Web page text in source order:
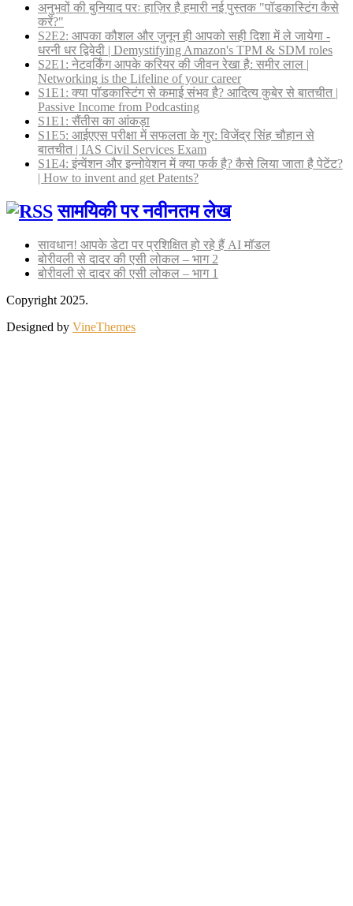
अनुभवों की बुनियाद परः हाज़िर है हमारी नई पुस्तक "पॉडकास्टिंग कैसे
करें?"
S2E2: आपका कौशल और जुनून ही आपको सही दिशा में ले जायेगा -
धरनी धर द्विवेदी | Demystifying Amazon's TPM & SDM roles
S2E1: नेटवर्किंग आपके करियर की जीवन रेखा है: समीर लाल |
Networking is the Lifeline of your career
S1E1: क्या पॉडकास्टिंग से कमाई संभव है? आदित्य कुबेर से बातचीत |
Passive Income from Podcasting
S1E1: सैंतीस का आंकड़ा
S1E5: आईएएस परीक्षा में सफलता के गुर: विजेंद्र सिंह चौहान से
बातचीत | IAS Civil Services Exam
S1E4: इंन्वेंशन और इन्नोवेशन में क्या फर्क है? कैसे लिया जाता है पेटेंट?
| How to invent and get Patents?
सामयिकी पर नवीनतम लेख
सावधान! आपके डेटा पर प्रशिक्षित हो रहे हैं AI मॉडल
बोरीवली से दादर की एसी लोकल – भाग 2
बोरीवली से दादर की एसी लोकल – भाग 1
Copyright 2025.
Designed by VineThemes